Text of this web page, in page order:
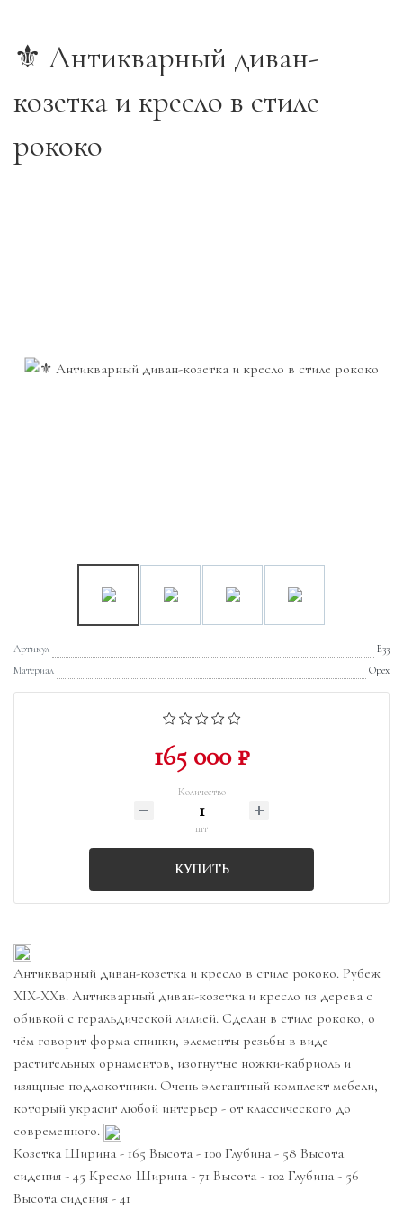
⚜️ Антикварный диван-
козетка и кресло в стиле
рококо
Артикул
E33
Материал
Орех
165 000 ₽
Количество
шт
КУПИТЬ
Антикварный диван-козетка и кресло в стиле рококо. Рубеж
XIX-XXв. Антикварный диван-козетка и кресло из дерева с
обивкой с геральдической лилией. Сделан в стиле рококо, о
чём говорит форма спинки, элементы резьбы в виде
растительных орнаментов, изогнутые ножки-кабриоль и
изящные подлокотники. Очень элегантный комплект мебели,
который украсит любой интерьер - от классического до
современного.
Козетка Ширина - 165 Высота - 100 Глубина - 58 Высота
сидения - 45 Кресло Ширина - 71 Высота - 102 Глубина - 56
Высота сидения - 41